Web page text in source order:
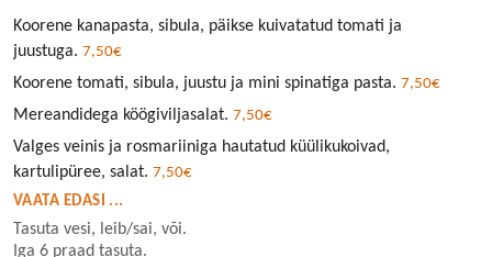
Koorene kanapasta, sibula, päikse kuivatatud tomati ja
juustuga. 7,50€
Koorene tomati, sibula, juustu ja mini spinatiga pasta. 7,50€
Mereandidega köögiviljasalat. 7,50€
Valges veinis ja rosmariiniga hautatud küülikukoivad,
kartulipüree, salat. 7,50€
VAATA EDASI ...
Tasuta vesi, leib/sai, või.
Iga 6 praad tasuta.